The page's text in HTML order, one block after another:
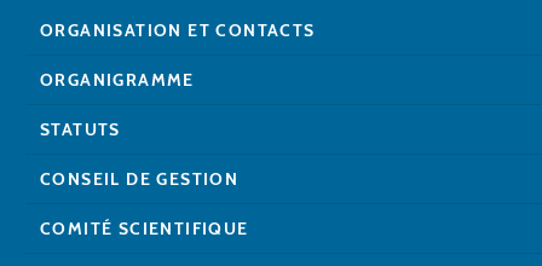
ORGANISATION ET CONTACTS
ORGANIGRAMME
STATUTS
CONSEIL DE GESTION
COMITÉ SCIENTIFIQUE